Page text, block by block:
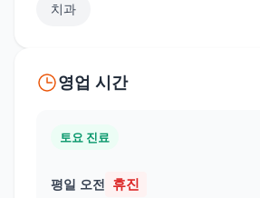
치과
영업 시간
토요 진료
평일 오전 휴진